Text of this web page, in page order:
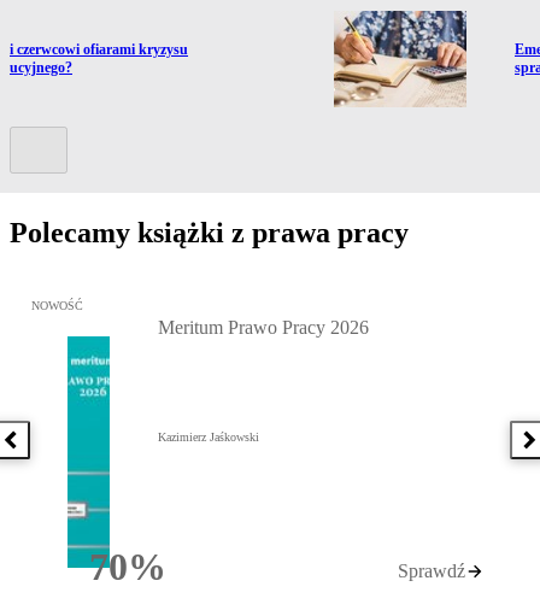
do artykułu:
czerwcowi ofiarami kryzysu
Polecamy książki z prawa pracy
Poprzednia książka
Przejdź do: Meritum Prawo Pracy 2026, Kazimierz Jaśkowski -
NOWOŚĆ
70%Rabatu
Meritum Prawo Pracy 2026
Kazimierz Jaśkowski
Sprawdź